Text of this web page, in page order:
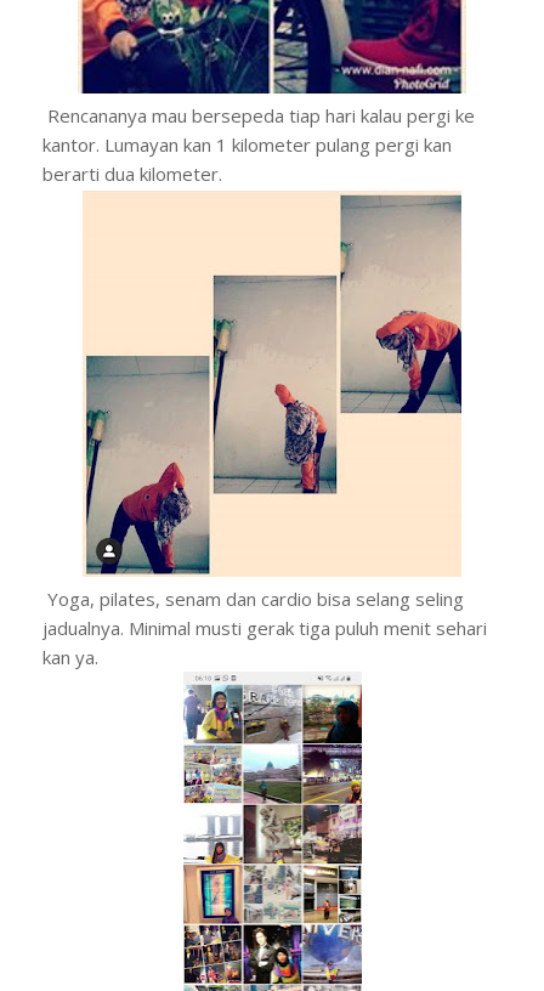
Rencananya mau bersepeda tiap hari kalau pergi ke
kantor. Lumayan kan 1 kilometer pulang pergi kan
berarti dua kilometer.
Yoga, pilates, senam dan cardio bisa selang seling
jadualnya. Minimal musti gerak tiga puluh menit sehari
kan ya.